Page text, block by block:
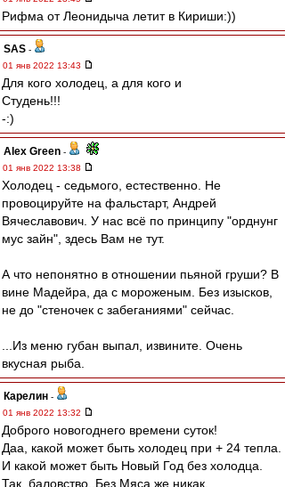
Рифма от Леонидыча летит в Кириши:))
SAS -
01 янв 2022 13:43
Для кого холодец, а для кого и
Студень!!!
-:)
Alex Green -
01 янв 2022 13:38
Холодец - седьмого, естественно. Не
провоцируйте на фальстарт, Андрей
Вячеславович. У нас всё по принципу "орднунг
мус зайн", здесь Вам не тут.
А что непонятно в отношении пьяной груши? В
вине Мадейра, да с мороженым. Без изысков,
не до "стеночек с забеганиями" сейчас.
...Из меню губан выпал, извините. Очень
вкусная рыба.
Карелин -
01 янв 2022 13:32
Доброго новогоднего времени суток!
Даа, какой может быть холодец при + 24 тепла.
И какой может быть Новый Год без холодца.
Так, баловство..Без Мяса же никак.